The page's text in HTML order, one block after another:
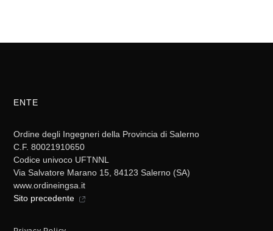
ENTE
Ordine degli Ingegneri della Provincia di Salerno
C.F. 80021910650
Codice univoco UFTNNL
Via Salvatore Marano 15, 84123 Salerno (SA)
www.ordineingsa.it
Sito precedente